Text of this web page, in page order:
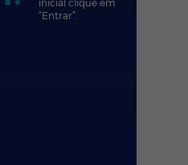
inicial clique em
“Entrar”.